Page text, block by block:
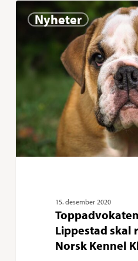
Toppadvokaten
Geir
Lippestad
skal
representere
Norsk
Kennel
Klub
Nyheter
15. desember 2020
Lippestad skal
Norsk Kennel